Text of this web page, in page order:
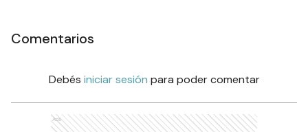
Comentarios
Debés iniciar sesión para poder comentar
Ads